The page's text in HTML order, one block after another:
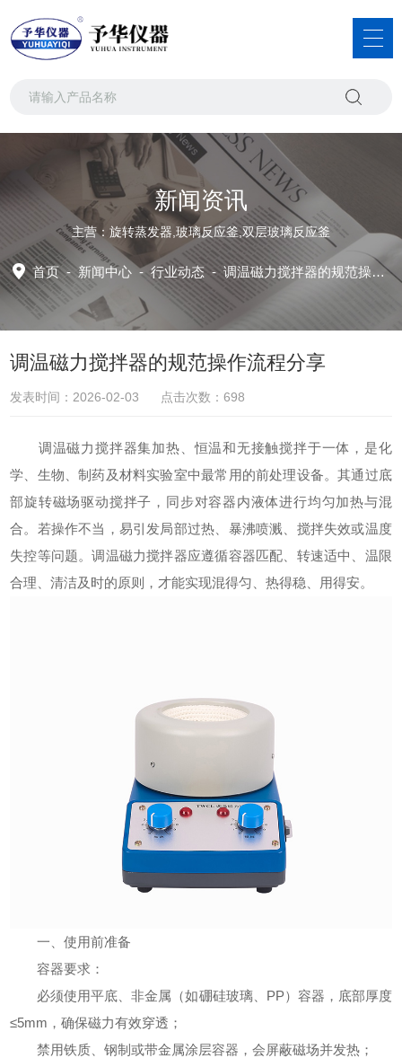
新闻资讯
主营：旋转蒸发器,玻璃反应釜,双层玻璃反应釜
首页-新闻中心 -行业动态 -调温磁力搅拌器的规范操作流程分享
调温磁力搅拌器的规范操作流程分享
发表时间：2026-02-03 点击次数：698
调温磁力搅拌器集加热、恒温和无接触搅拌于一体，是化
学、生物、制药及材料实验室中最常用的前处理设备。其通过底
部旋转磁场驱动搅拌子，同步对容器内液体进行均匀加热与混
合。若操作不当，易引发局部过热、暴沸喷溅、搅拌失效或温度
失控等问题。调温磁力搅拌器应遵循容器匹配、转速适中、温限
合理、清洁及时的原则，才能实现混得匀、热得稳、用得安。
一、使用前准备
容器要求：
必须使用平底、非金属（如硼硅玻璃、PP）容器，底部厚度
≤5mm，确保磁力有效穿透；
禁用铁质、钢制或带金属涂层容器，会屏蔽磁场并发热；